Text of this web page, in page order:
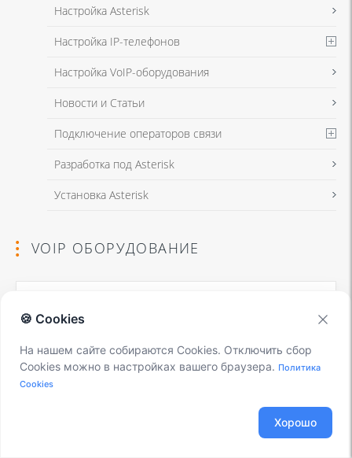
Настройка Asterisk
Настройка IP-телефонов
Настройка VoIP-оборудования
Новости и Статьи
Подключение операторов связи
Разработка под Asterisk
Установка Asterisk
VOIP ОБОРУДОВАНИЕ
🍪 Cookies
На нашем сайте собираются Cookies. Отключить сбор
Cookies можно в настройках вашего браузера. Политика
Cookies
Хорошо